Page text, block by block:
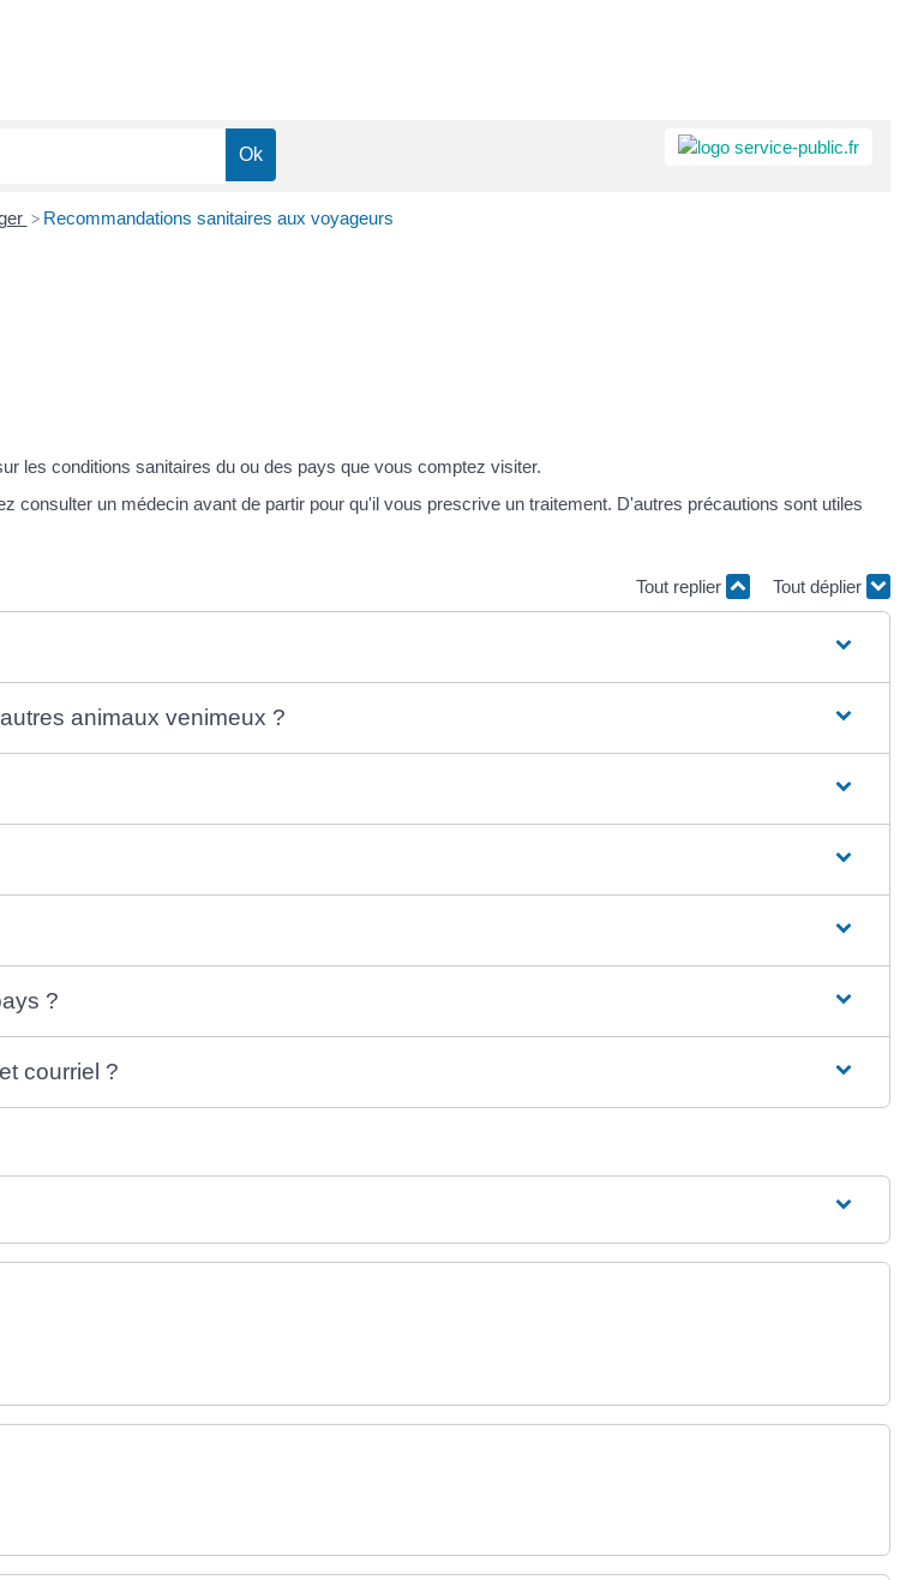
> Recommandations sanitaires aux voyageurs
les conditions sanitaires du ou des pays que vous comptez visiter.
un médecin avant de partir pour qu'il vous prescrive un traitement. D'autres précautions sont utiles
Tout replier Tout déplier
animaux venimeux ?
?
courriel ?